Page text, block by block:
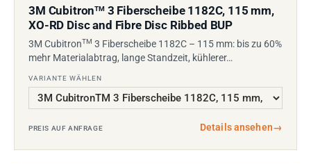
3M CubitronTM3 Fiberscheibe 1182C, 115 mm,
XO-RD Disc and Fibre Disc Ribbed BUP
3M CubitronTM 3 Fiberscheibe 1182C – 115 mm: bis zu 60%
mehr Materialabtrag, lange Standzeit, kühlerer…
VARIANTE WÄHLEN
PREIS AUF ANFRAGE Details ansehen→